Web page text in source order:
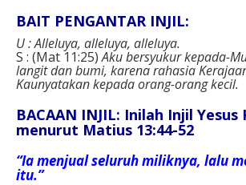
BAIT PENGANTAR INJIL:
U :Alleluya, alleluya, alleluya.
S : (Mat 11:25)Aku bersyukur kepada-
langit dan bumi, karena rahasia
Kaunyatakan kepada orang-orang kecil.
BACAAN INJIL: Inilah Injil Yesus
menurut Matius 13:44-52
“Ia menjual seluruh miliknya, lalu
itu.”